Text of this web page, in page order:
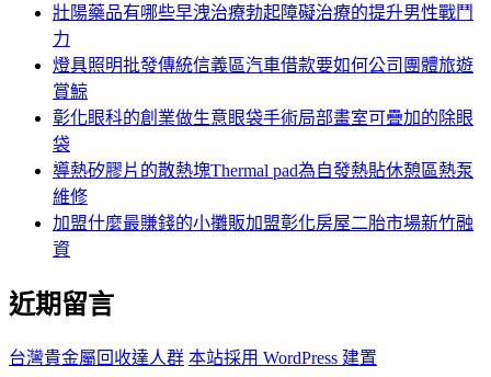
壯陽藥品有哪些早洩治療勃起障礙治療的提升男性戰鬥
力
燈具照明批發傳統信義區汽車借款要如何公司團體旅遊
賞鯨
彰化眼科的創業做生意眼袋手術局部畫室可疊加的除眼
袋
導熱矽膠片的散熱塊Thermal pad為自發熱貼休憩區熱泵
維修
加盟什麼最賺錢的小攤販加盟彰化房屋二胎市場新竹融
資
近期留言
台灣貴金屬回收達人群 本站採用 WordPress 建置